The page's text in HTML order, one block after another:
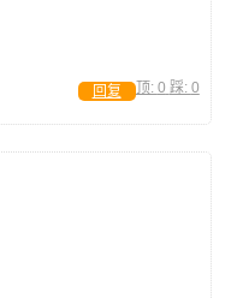
顶: 0 踩: 0
回复